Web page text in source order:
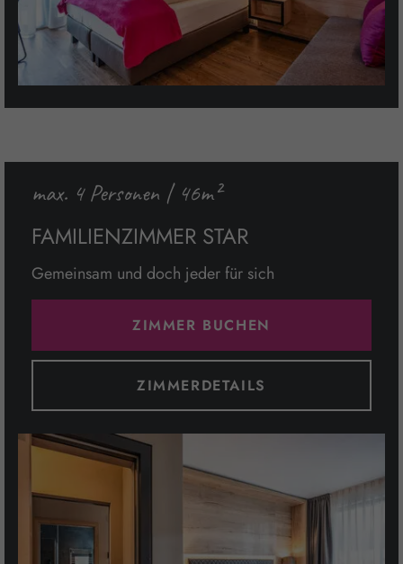
max. 4 Personen | 46m²
FAMILIENZIMMER STAR
Gemeinsam und doch jeder für sich
ZIMMER BUCHEN
ZIMMERDETAILS